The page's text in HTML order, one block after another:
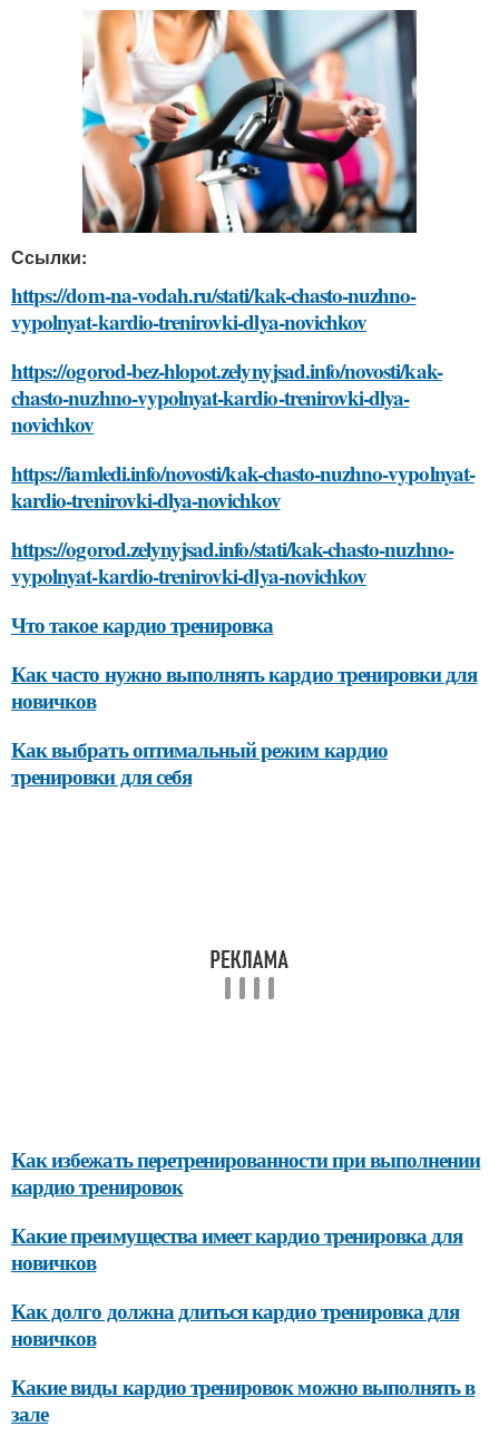
Ссылки:
https://dom-na-vodah.ru/stati/kak-chasto-nuzhno-
vypolnyat-kardio-trenirovki-dlya-novichkov
https://ogorod-bez-hlopot.zelynyjsad.info/novosti/kak-
chasto-nuzhno-vypolnyat-kardio-trenirovki-dlya-
novichkov
https://iamledi.info/novosti/kak-chasto-nuzhno-vypolnyat-
kardio-trenirovki-dlya-novichkov
https://ogorod.zelynyjsad.info/stati/kak-chasto-nuzhno-
vypolnyat-kardio-trenirovki-dlya-novichkov
Что такое кардио тренировка
Как часто нужно выполнять кардио тренировки для
новичков
Как выбрать оптимальный режим кардио
тренировки для себя
Как избежать перетренированности при выполнении
кардио тренировок
Какие преимущества имеет кардио тренировка для
новичков
Как долго должна длиться кардио тренировка для
новичков
Какие виды кардио тренировок можно выполнять в
зале